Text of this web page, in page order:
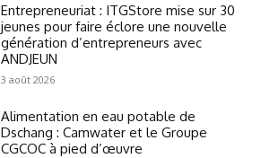
Entrepreneuriat : ITGStore mise sur 30
jeunes pour faire éclore une nouvelle
génération d’entrepreneurs avec
ANDJEUN
3 août 2026
Alimentation en eau potable de
Dschang : Camwater et le Groupe
CGCOC à pied d’œuvre